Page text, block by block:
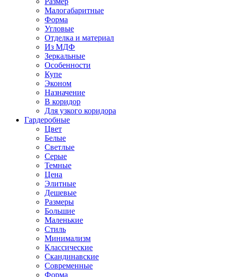
Малогабаритные
Форма
Угловые
Отделка и материал
Из МДФ
Зеркальные
Особенности
Купе
Эконом
Назначение
В коридор
Для узкого коридора
Гардеробные
Цвет
Белые
Светлые
Серые
Темные
Цена
Элитные
Дешевые
Размеры
Большие
Маленькие
Стиль
Минимализм
Классические
Скандинавские
Современные
Форма